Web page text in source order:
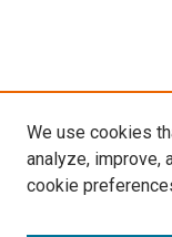
We use cookies
analyze, improve,
cookie